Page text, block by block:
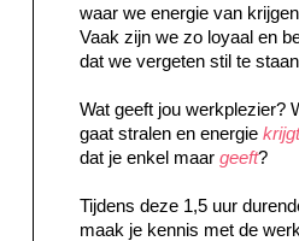
waar we energie van
Vaak zijn we zo loyaal en
dat we vergeten stil te
Wat geeft jou werkplezier?
gaat stralen en energie
dat je enkel maar geeft?
Tijdens deze 1,5 uur
maak je kennis met de